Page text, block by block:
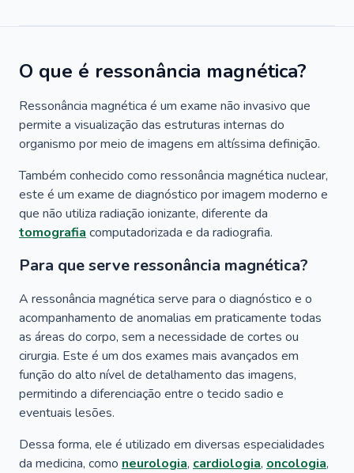
O que é ressonância magnética?
Ressonância magnética é um exame não invasivo que
permite a visualização das estruturas internas do
organismo por meio de imagens em altíssima definição.
Também conhecido como ressonância magnética nuclear,
este é um exame de diagnóstico por imagem moderno e
que não utiliza radiação ionizante, diferente da
tomografia computadorizada e da radiografia.
Para que serve ressonância magnética?
A ressonância magnética serve para o diagnóstico e o
acompanhamento de anomalias em praticamente todas
as áreas do corpo, sem a necessidade de cortes ou
cirurgia. Este é um dos exames mais avançados em
função do alto nível de detalhamento das imagens,
permitindo a diferenciação entre o tecido sadio e
eventuais lesões.
Dessa forma, ele é utilizado em diversas especialidades
da medicina, como neurologia, cardiologia, oncologia,